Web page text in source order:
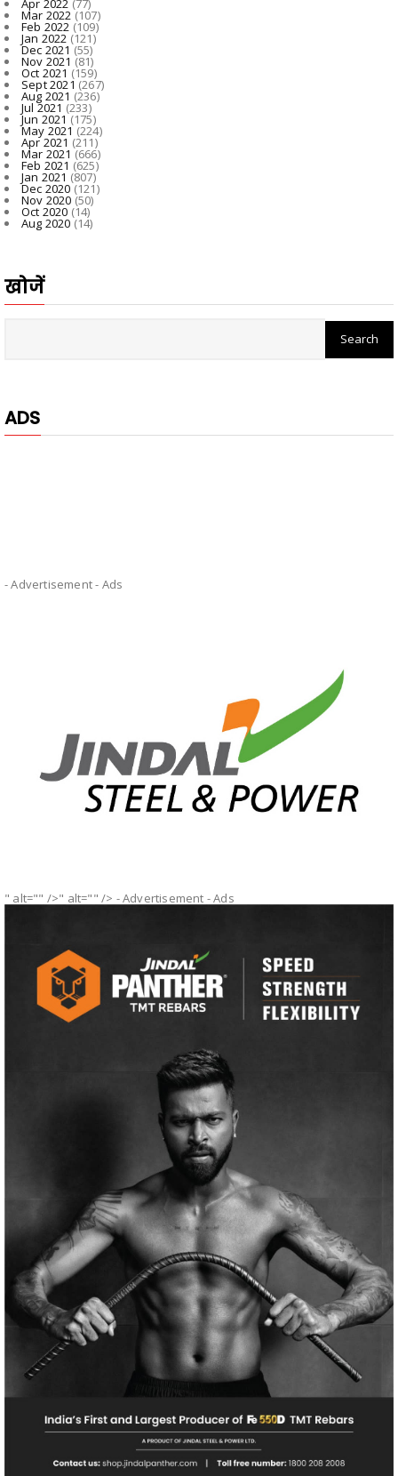
Apr 2022 (77)
Mar 2022(107)
Feb 2022 (109)
Jan 2022 (121)
Dec 2021 (55)
Nov 2021 (81)
Oct 2021 (159)
Sept 2021 (267)
Aug 2021 (236)
Jul 2021 (233)
Jun 2021(175)
May 2021(224)
Apr 2021 (211)
Mar 2021 (666)
Feb 2021 (625)
Jan 2021 (807)
Dec 2020(121)
Nov 2020 (50)
Oct 2020 (14)
Aug 2020(14)
खोजें
ADS
- Advertisement - Ads
" alt="" />" alt="" /> - Advertisement -Ads